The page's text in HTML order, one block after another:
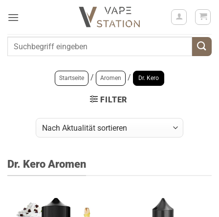
Inhalt
Suchen
Startseite / Aromen / Dr. Kero
FILTER
Dr. Kero Aromen